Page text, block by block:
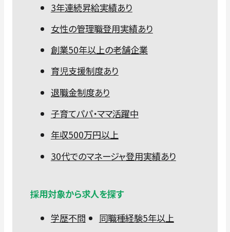
3年連続昇給実績あり
女性の管理職登用実績あり
創業50年以上の老舗企業
育児支援制度あり
退職金制度あり
子育てパパ・ママ活躍中
年収500万円以上
30代でのマネージャ登用実績あり
採用対象から求人を探す
学歴不問
同職種経験5年以上